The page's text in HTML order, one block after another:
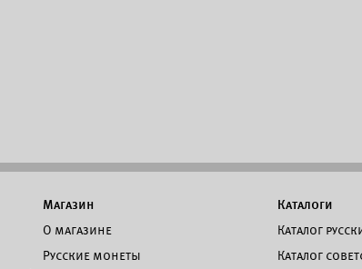
Магазин
О магазине
Русские монеты
Каталоги
Каталог
Каталог